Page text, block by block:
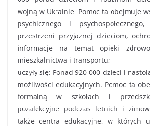
wojną w Ukrainie. Pomoc ta obejmuje
psychicznego i
przestrzeni przyjaznej dzieciom,
informacje na temat opieki
mieszkalnictwa i transportu;
uczyły się: Ponad 920 000 dzieci i
możliwości edukacyjnych. Pomoc ta
formalną w szkołach i
pozalekcyjne podczas letnich i
także centra edukacyjne, w których